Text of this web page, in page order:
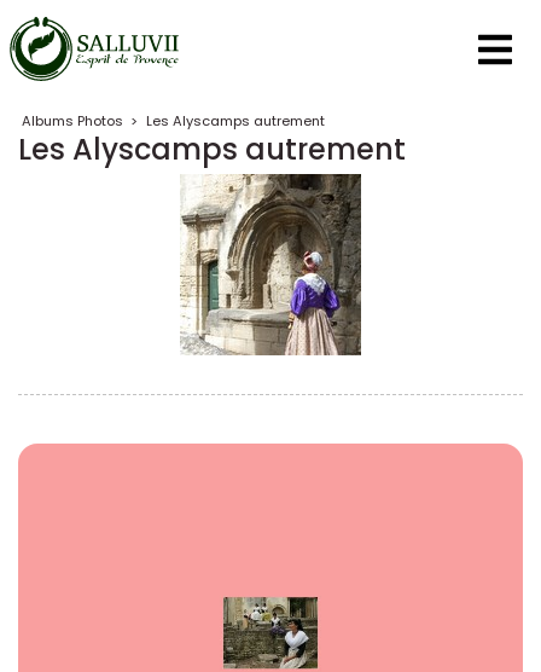
Panneau de gestion des cookies
Albums Photos > Les Alyscamps autrement
Les Alyscamps autrement